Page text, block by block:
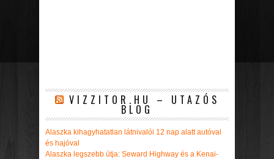
VIZZITOR.HU – UTAZÓS
BLOG
Alaszka kihagyhatatlan látnivalói 12 nap alatt autóval
és hajóval
Alaszka legszebb útja: Seward Highway és a Kenai-